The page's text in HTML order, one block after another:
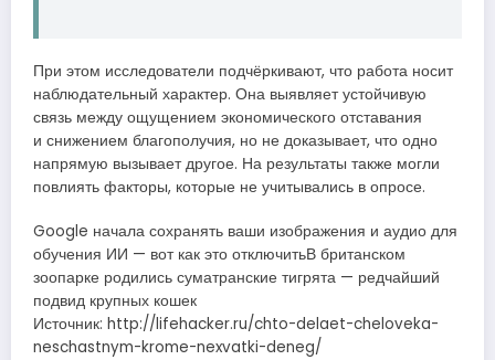
При этом исследователи подчёркивают, что работа носит
наблюдательный характер. Она выявляет устойчивую
связь между ощущением экономического отставания
и снижением благополучия, но не доказывает, что одно
напрямую вызывает другое. На результаты также могли
повлиять факторы, которые не учитывались в опросе.
Google начала сохранять ваши изображения и аудио для
обучения ИИ — вот как это отключитьВ британском
зоопарке родились суматранские тигрята — редчайший
подвид крупных кошек
Источник: http://lifehacker.ru/chto-delaet-cheloveka-
neschastnym-krome-nexvatki-deneg/